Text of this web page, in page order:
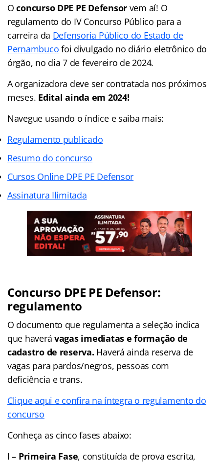
Oconcurso DPE PE Defensor vem aí! O
regulamento do IV Concurso Público para a
carreira da Defensoria Público do Estado de
Pernambuco foi divulgado no diário eletrônico do
órgão, no dia 7 de fevereiro de 2024.
A organizadora deve ser contratada nos próximos
meses. Edital ainda em 2024!
Navegue usando o índice e saiba mais:
Regulamento publicado
Resumo do concurso
Cursos Online DPE PE Defensor
Assinatura Ilimitada
Concurso DPE PE Defensor:
regulamento
O documento que regulamenta a seleção indica
que haverávagas imediatas e formação de
cadastro de reserva. Haverá ainda reserva de
vagas para pardos/negros, pessoas com
deficiência e trans.
Clique aqui e confira na íntegra o regulamento do
concurso
Conheça as cinco fases abaixo:
I – Primeira Fase, constituída de prova escrita,